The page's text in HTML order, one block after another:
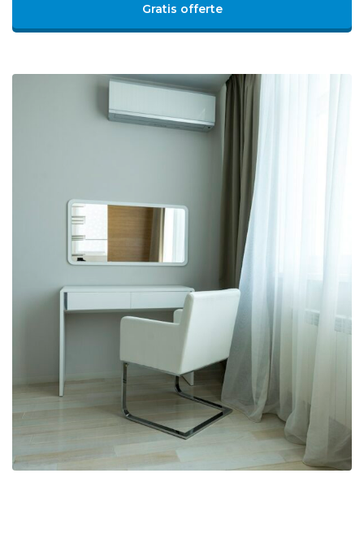
Gratis offerte